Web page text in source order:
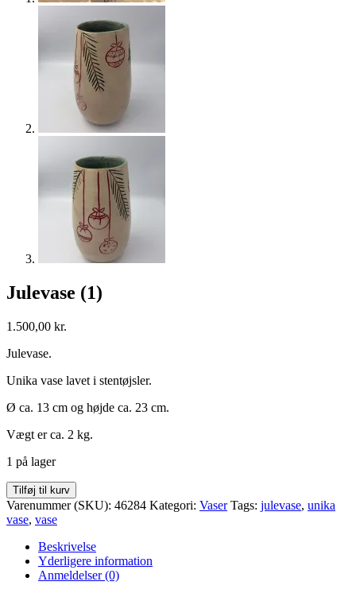
Julevase (1)
1.500,00 kr.
Julevase.
Unika vase lavet i stentøjsler.
Ø ca. 13 cm og højde ca. 23 cm.
Vægt er ca. 2 kg.
1 på lager
Julevase
(1)
antal
Tilføj til kurv
Varenummer (SKU): 46284 Kategori: Vaser Tags: julevase, unika
vase, vase
Beskrivelse
Yderligere information
Anmeldelser (0)